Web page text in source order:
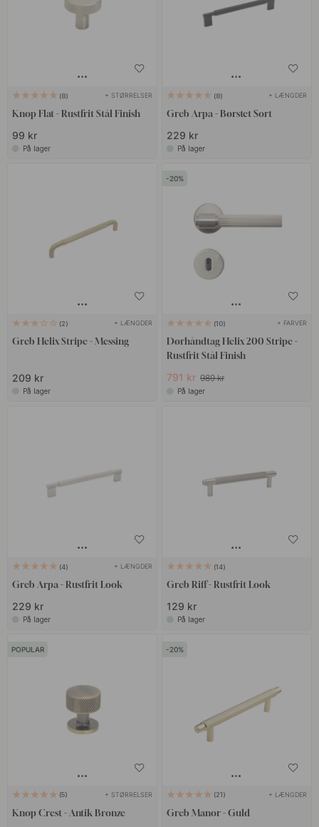
8 + STØRRELSER
Knop Flat - Rustfrit Stål Finish
99 kr
På lager
8 + LÆNGDER
Greb Arpa - Børstet Sort
229 kr
På lager
2 + LÆNGDER
Greb Helix Stripe - Messing
209 kr
På lager
20
10 + FARVER
Dørhåndtag Helix 200 Stripe -
Rustfrit Stål Finish
791 kr 989 kr
På lager
4 + LÆNGDER
Greb Arpa - Rustfrit Look
229 kr
På lager
14
Greb Riff - Rustfrit Look
129 kr
På lager
POPULAR
5 + STØRRELSER
Knop Crest - Antik Bronze
20
21 + LÆNGDER
Greb Manor - Guld